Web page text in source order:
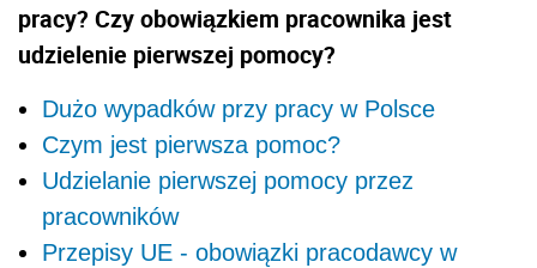
pracy? Czy obowiązkiem pracownika jest
udzielenie pierwszej pomocy?
Dużo wypadków przy pracy w Polsce
Czym jest pierwsza pomoc?
Udzielanie pierwszej pomocy przez
pracowników
Przepisy UE - obowiązki pracodawcy w